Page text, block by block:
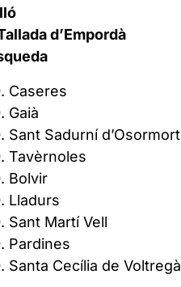
d’Empordà
Caseres
Gaià
Sant Sadurní d’Osormort
Tavèrnoles
Bolvir
Lladurs
Sant Martí Vell
Pardines
Santa Cecília de Voltregà